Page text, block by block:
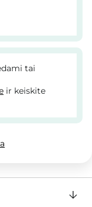
tai
ir keiskite